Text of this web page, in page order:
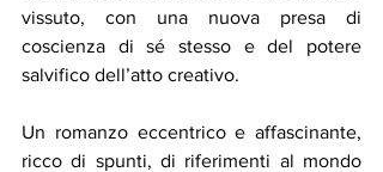
vissuto, con una nuova presa di
coscienza di sé stesso e del potere
salvifico dell’atto creativo.
Un romanzo eccentrico e affascinante,
ricco di spunti, di riferimenti al mondo